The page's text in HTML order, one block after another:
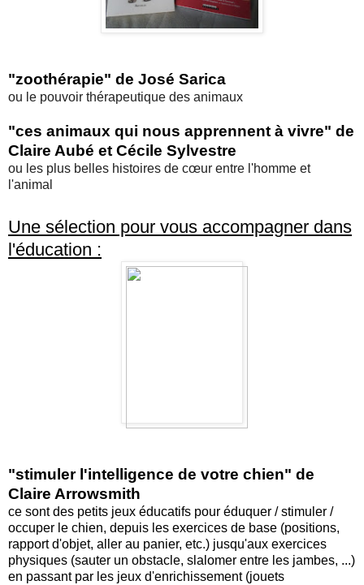
"zoothérapie" de José Sarica
ou le pouvoir thérapeutique des animaux
"ces animaux qui nous apprennent à vivre" de
Claire Aubé et Cécile Sylvestre
ou les plus belles histoires de cœur entre l'homme et
l'animal
Une sélection pour vous accompagner dans
l'éducation :
"stimuler l'intelligence de votre chien" de
Claire Arrowsmith
ce sont des petits jeux éducatifs pour éduquer / stimuler /
occuper le chien, depuis les exercices de base (positions,
rapport d'objet, aller au panier, etc.) jusqu'aux exercices
physiques (sauter un obstacle, slalomer entre les jambes, ...)
en passant par les jeux d'enrichissement (jouets